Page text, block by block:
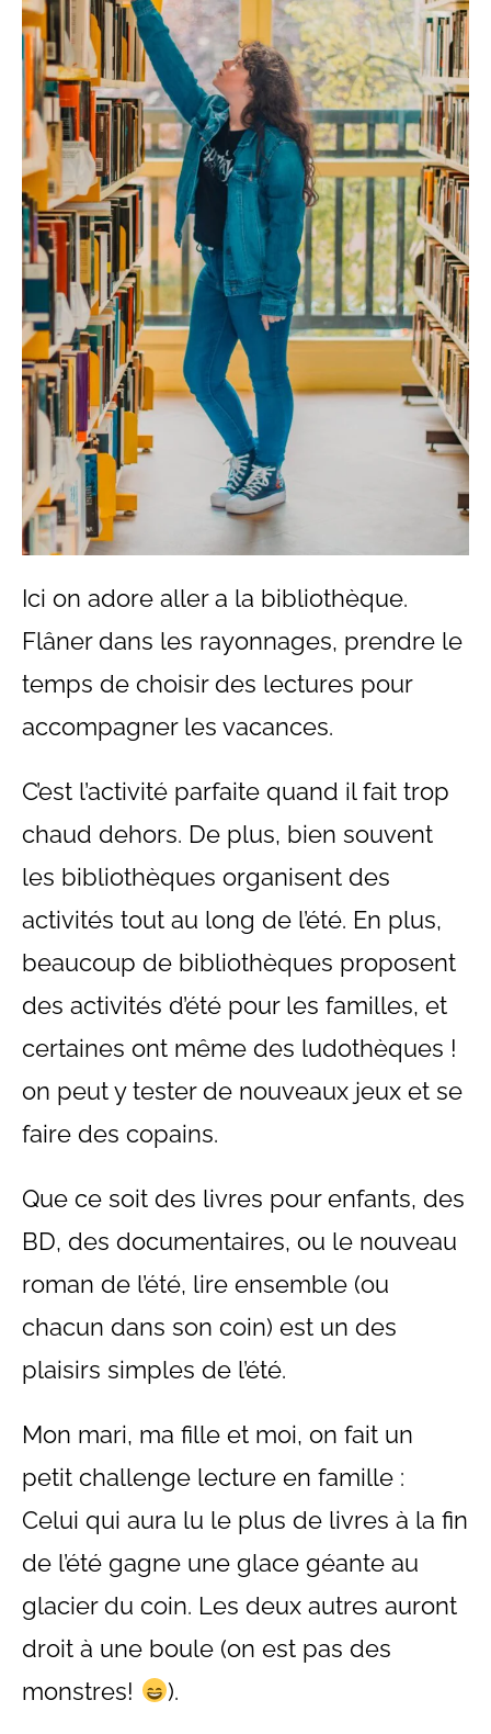
Ici on adore aller a la bibliothèque.
Flâner dans les rayonnages, prendre le
temps de choisir des lectures pour
accompagner les vacances.
C’est l’activité parfaite quand il fait trop
chaud dehors. De plus, bien souvent
les bibliothèques organisent des
activités tout au long de l’été. En plus,
beaucoup de bibliothèques proposent
des activités d’été pour les familles, et
certaines ont même des ludothèques !
on peut y tester de nouveaux jeux et se
faire des copains.
Que ce soit des livres pour enfants, des
BD, des documentaires, ou le nouveau
roman de l’été, lire ensemble (ou
chacun dans son coin) est un des
plaisirs simples de l’été.
Mon mari, ma fille et moi, on fait un
petit challenge lecture en famille :
Celui qui aura lu le plus de livres à la fin
de l’été gagne une glace géante au
glacier du coin. Les deux autres auront
droit à une boule (on est pas des
monstres!
).